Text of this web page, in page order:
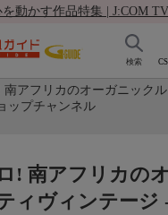
動かす作品特集 | J:COM TV
検索
南アフリカのオーガニック
ップチャンネル
! 南アフリカの
ィヴィンテージ